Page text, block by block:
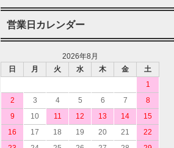
営業日カレンダー
2026年8月
日
月 火 水 木 金
土
1
2
3 4 5 6 7
8
9
10 11 12 13 14
15
16
17 18 19 20 21
22